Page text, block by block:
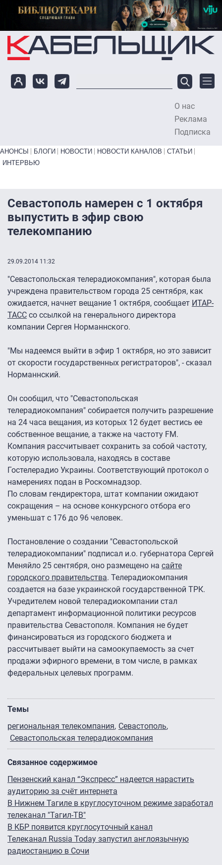
Перейти к основному содержанию
О нас
Реклама
Подписка
Primary links bottom
АНОНСЫ БЛОГИ НОВОСТИ НОВОСТИ КАНАЛОВ
СТАТЬИ
ИНТЕРВЬЮ
Севастополь намерен с 1 октября
выпустить в эфир свою
телекомпанию
29.09.2014 11:32
"Севастопольская телерадиокомпания", которая была
учреждена правительством города 25 сентября, как
ожидается, начнет вещание 1 октября, сообщает ИТАР-
ТАСС со ссылкой на генерального директора
компании Сергея Норманнского.
"Мы надеемся выйти в эфир 1 октября, но это зависит
от скорости государственных регистраторов", - сказал
Норманнский.
Он сообщил, что "Севастопольская
телерадиокомпания" собирается получить разрешение
на 24 часа вещания, из которых 12 будет вестись ее
собственное вещание, а также на частоту FM.
Компания рассчитывает сохранить за собой частоту,
которую использовала, находясь в составе
Гостелерадио Украины. Соответствующий протокол о
намерениях подан в Роскомнадзор.
По словам гендиректора, штат компании ожидают
сокращения – на основе конкурсного отбора его
уменьшат с 176 до 96 человек.
Постановление о создании "Севастопольской
телерадиокомпании" подписал и.о. губернатора Сергей
Меняйло 25 сентября, оно размещено на сайте
городского правительства. Телерадиокомпания
создается на базе украинской государственной ТРК.
Учредителем новой телерадиокомпании стал
департамент информационной политики ресурсов
правительства Севастополя. Компания не будет
финансироваться из городского бюджета и
рассчитывает выйти на самоокупаемость за счет
продажи эфирного времени, в том числе, в рамках
федеральных целевых программ.
Темы
региональная телекомпания Севастополь
Севастопольская телерадиокомпания
Связанное содержимое
Пензенский канал “Экспресс” надеется нарастить
аудиторию за счёт интернета
В Нижнем Тагиле в круглосуточном режиме заработал
телеканал "Тагил-ТВ"
В КБР появится круглосуточный канал
Телеканал Russia Today запустил англоязычную
радиостанцию в Сочи